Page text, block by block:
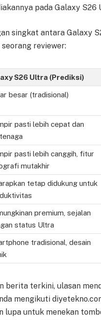
pada Galaxy S26
singkat antara Galaxy
reviewer:
S26 Ultra (Prediksi)
besar (tradisional)
pasti lebih cepat dan
pasti lebih canggih, fitur
mutakhir
tetap didukung untuk
premium, sejalan
status Ultra
tradisional, desain
berita terkini, ulasan
mengikuti
lupa untuk menekan